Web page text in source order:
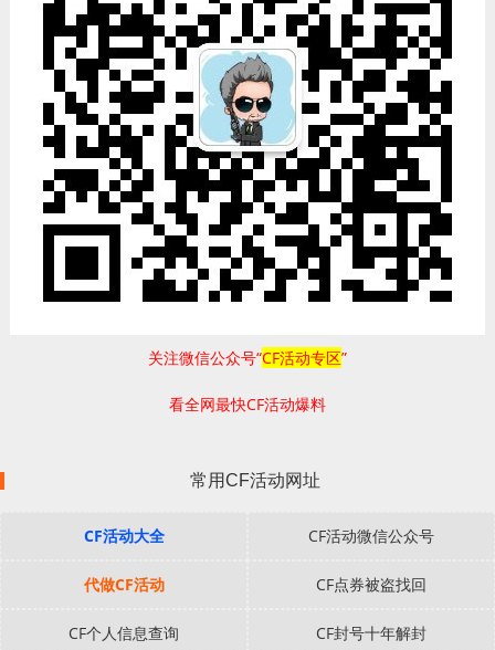
关注微信公众号“CF活动专区”
看全网最快CF活动爆料
常用CF活动网址
CF活动大全 CF活动微信公众号
代做CF活动 CF点券被盗找回
CF个人信息查询 CF封号十年解封